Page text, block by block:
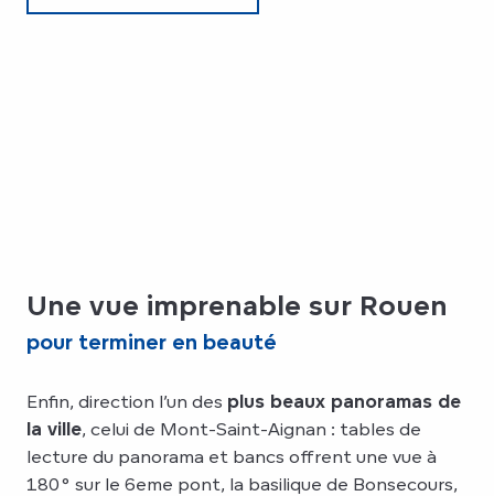
Une vue imprenable sur Rouen
pour terminer en beauté
Enfin, direction l’un des plus beaux panoramas de
la ville, celui de Mont-Saint-Aignan : tables de
lecture du panorama et bancs offrent une vue à
180° sur le 6eme pont, la basilique de Bonsecours,